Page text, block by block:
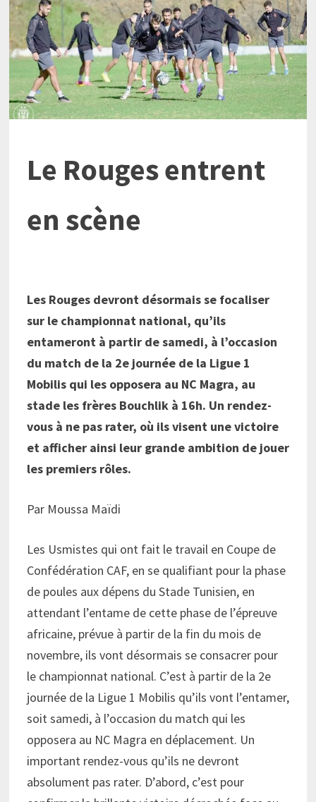
Le Rouges entrent
en scène
Les Rouges devront désormais se focaliser
sur le championnat national, qu’ils
entameront à partir de samedi, à l’occasion
du match de la 2e journée de la Ligue 1
Mobilis qui les opposera au NC Magra, au
stade les frères Bouchlik à 16h. Un rendez-
vous à ne pas rater, où ils visent une victoire
et afficher ainsi leur grande ambition de jouer
les premiers rôles.
Par Moussa Maïdi
Les Usmistes qui ont fait le travail en Coupe de
Confédération CAF, en se qualifiant pour la phase
de poules aux dépens du Stade Tunisien, en
attendant l’entame de cette phase de l’épreuve
africaine, prévue à partir de la fin du mois de
novembre, ils vont désormais se consacrer pour
le championnat national. C’est à partir de la 2e
journée de la Ligue 1 Mobilis qu’ils vont l’entamer,
soit samedi, à l’occasion du match qui les
opposera au NC Magra en déplacement. Un
important rendez-vous qu’ils ne devront
absolument pas rater. D’abord, c’est pour